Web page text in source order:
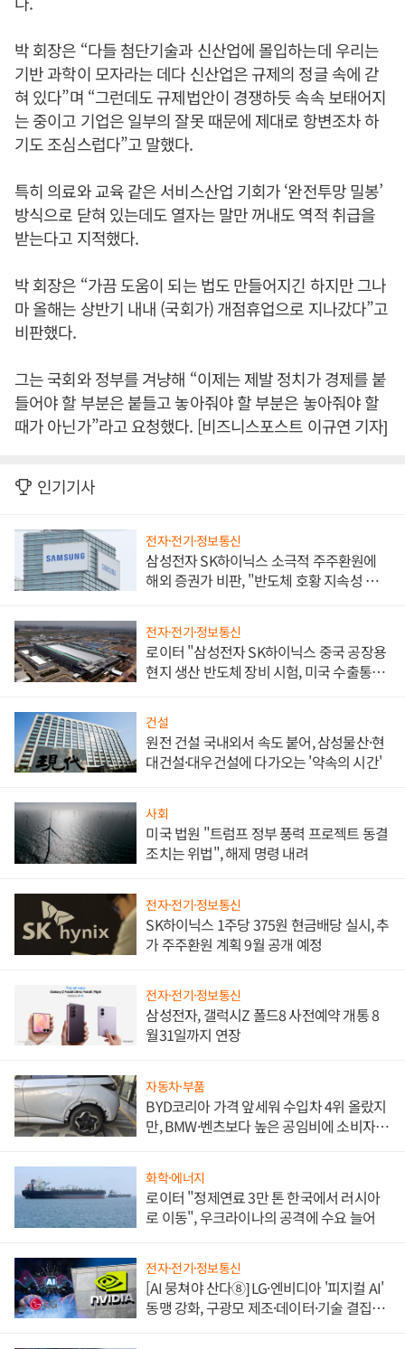
박 회장은 “다들 첨단기술과 신산업에 몰입하는데 우리는
기반 과학이 모자라는 데다 신산업은 규제의 정글 속에 갇
혀 있다”며 “그런데도 규제법안이 경쟁하듯 속속 보태어지
는 중이고 기업은 일부의 잘못 때문에 제대로 항변조차 하
기도 조심스럽다”고 말했다.
특히 의료와 교육 같은 서비스산업 기회가 ‘완전투망 밀봉’
방식으로 닫혀 있는데도 열자는 말만 꺼내도 역적 취급을
받는다고 지적했다.
박 회장은 “가끔 도움이 되는 법도 만들어지긴 하지만 그나
마 올해는 상반기 내내 (국회가) 개점휴업으로 지나갔다”고
비판했다.
그는 국회와 정부를 겨냥해 “이제는 제발 정치가 경제를 붙
들어야 할 부분은 붙들고 놓아줘야 할 부분은 놓아줘야 할
때가 아닌가”라고 요청했다. [비즈니스포스트 이규연 기자]
인기기사
전자·전기·정보통신
삼성전자 SK하이닉스 소극적 주주환원에
해외 증권가 비판, "반도체 호황 지속성 의
전자·전기·정보통신
로이터 "삼성전자 SK하이닉스 중국 공장용
현지 생산 반도체 장비 시험, 미국 수출통제
건설
원전 건설 국내외서 속도 붙어, 삼성물산·현
대건설·대우건설에 다가오는 '약속의 시간'
사회
미국 법원 "트럼프 정부 풍력 프로젝트 동결
조치는 위법", 해제 명령 내려
전자·전기·정보통신
SK하이닉스 1주당 375원 현금배당 실시, 추
가 주주환원 계획 9월 공개 예정
전자·전기·정보통신
삼성전자, 갤럭시Z 폴드8 사전예약 개통 8
월31일까지 연장
자동차·부품
BYD코리아 가격 앞세워 수입차 4위 올랐지
만, BMW·벤츠보다 높은 공임비에 소비자
화학·에너지
로이터 "정제연료 3만 톤 한국에서 러시아
로 이동", 우크라이나의 공격에 수요 늘어
전자·전기·정보통신
[AI 뭉쳐야 산다⑧] LG·엔비디아 '피지컬 AI'
동맹 강화, 구광모 제조·데이터·기술 결집